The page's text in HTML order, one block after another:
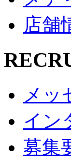
店舗
メッ
イン
募集